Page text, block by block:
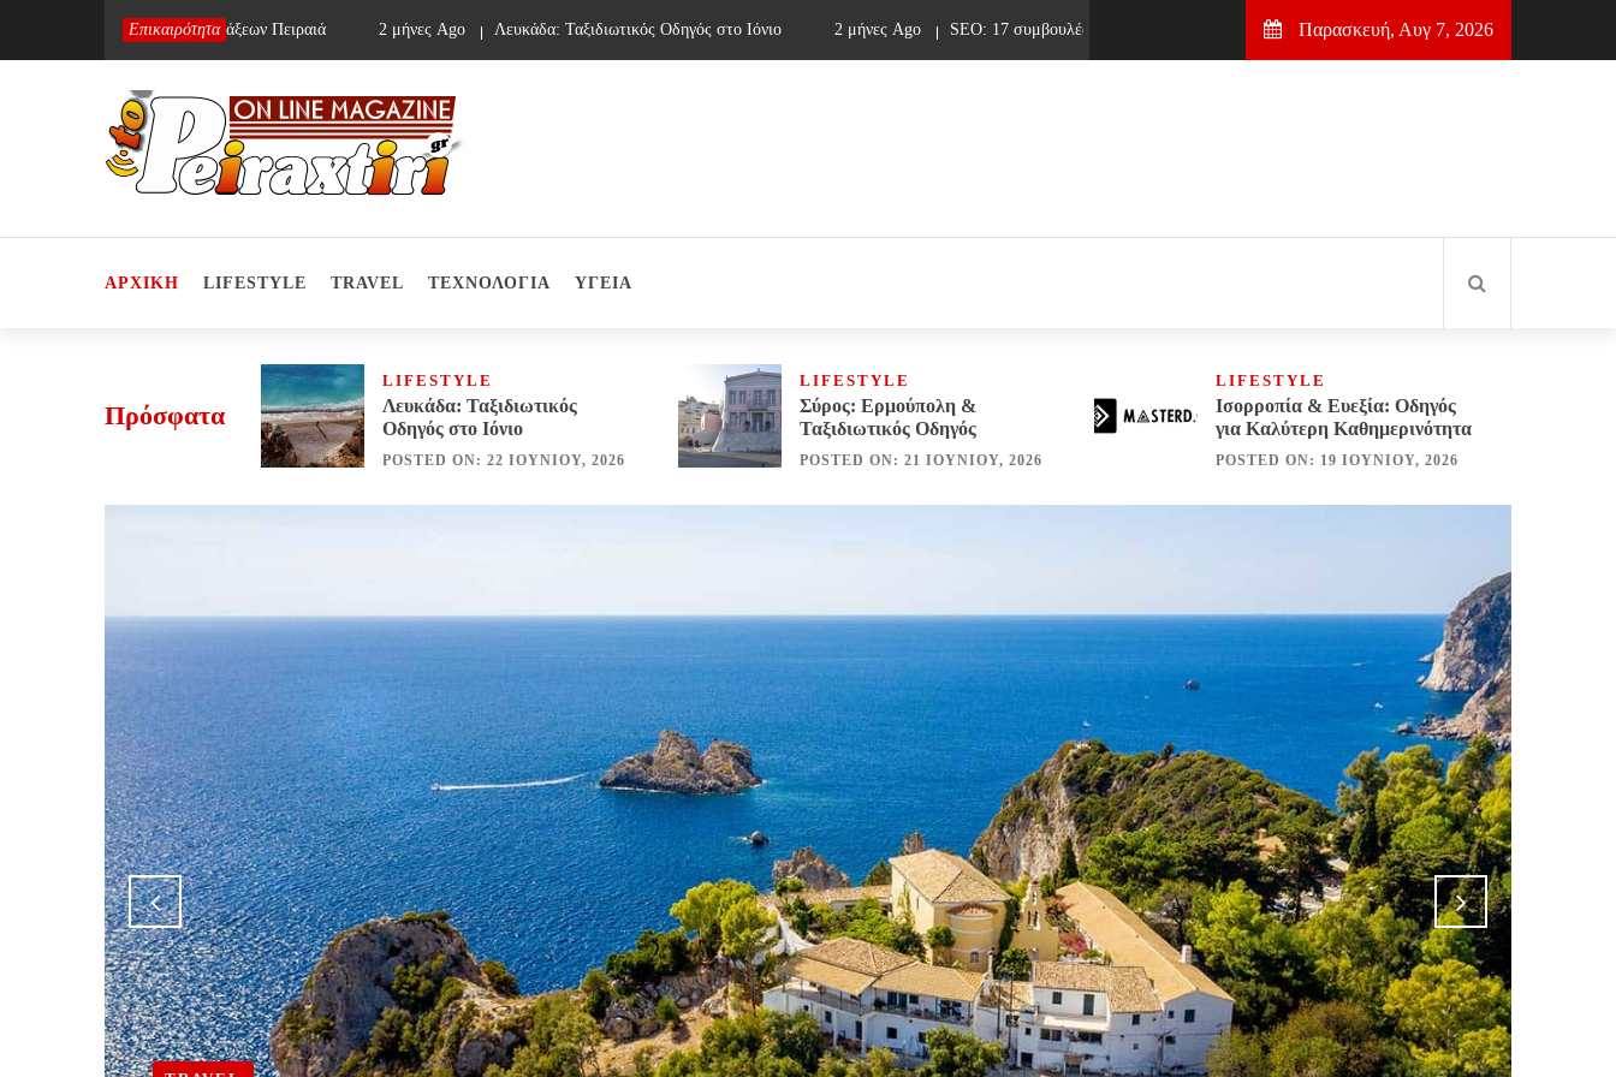
Επικαιρότητα
Συνεργείο Αποφράξεων Πειραιά 2 μήνες Ago Λευκάδα: Ταξιδιωτικός Οδηγός στο Ιόνιο 2 μήνες Ago SEO: 17 συμβουλές για πρώτη θέση στη Google 2 μήνες Ago Σύρος: Ερμούπολη &
Παρασκευή, Αυγ 7, 2026
Το Πειραχτήρι
ΑΡΧΙΚΗ LIFESTYLE TRAVEL ΤΕΧΝΟΛΟΓΙΑ ΥΓΕΙΑ
Πρόσφατα
LIFESTYLE
Λευκάδα: Ταξιδιωτικός
Οδηγός στο Ιόνιο
POSTED ON: 22 ΙΟΥΝΊΟΥ, 2026
LIFESTYLE
Σύρος: Ερμούπολη &
Ταξιδιωτικός Οδηγός
POSTED ON: 21 ΙΟΥΝΊΟΥ, 2026
LIFESTYLE
Ισορροπία & Ευεξία: Οδηγός
για Καλύτερη Καθημερινότητα
POSTED ON: 19 ΙΟΥΝΊΟΥ, 2026